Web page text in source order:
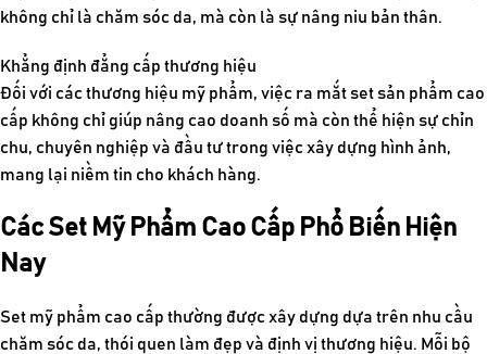
không chỉ là chăm sóc da, mà còn là sự nâng niu bản thân.
Khẳng định đẳng cấp thương hiệu
Đối với các thương hiệu mỹ phẩm, việc ra mắt set sản phẩm cao
cấp không chỉ giúp nâng cao doanh số mà còn thể hiện sự chỉn
chu, chuyên nghiệp và đầu tư trong việc xây dựng hình ảnh,
mang lại niềm tin cho khách hàng.
Các Set Mỹ Phẩm Cao Cấp Phổ Biến Hiện
Nay
Set mỹ phẩm cao cấp thường được xây dựng dựa trên nhu cầu
chăm sóc da, thói quen làm đẹp và định vị thương hiệu. Mỗi bộ